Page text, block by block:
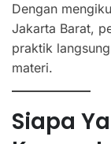
Dengan
Jakarta Barat,
praktik
materi.
Siapa